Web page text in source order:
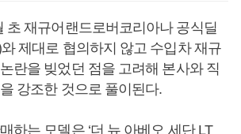
초 재규어랜드로버코리아나 공식딜
제대로 협의하지 않고 수입차 재규
란을 빚었던 점을 고려해 본사와 직
강조한 것으로 풀이된다.
하는 모델은 ‘더 뉴 아베오 세단 LT